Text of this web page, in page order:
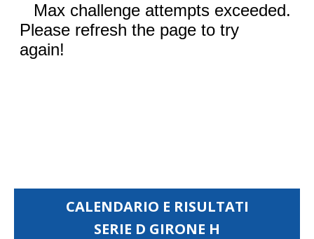
CALENDARIO E RISULTATI
SERIE D GIRONE H